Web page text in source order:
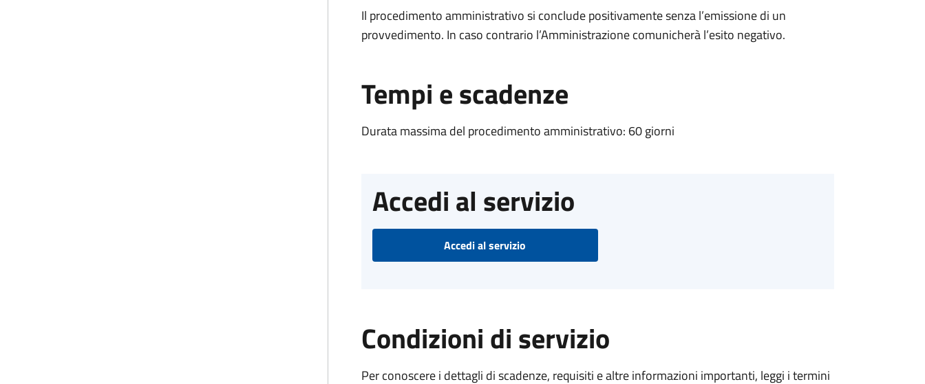
Il procedimento amministrativo si conclude positivamente senza l’emissione di un
provvedimento. In caso contrario l’Amministrazione comunicherà l’esito negativo.
Tempi e scadenze
Durata massima del procedimento amministrativo: 60 giorni
Accedi al servizio
Accedi al servizio
Condizioni di servizio
Per conoscere i dettagli di scadenze, requisiti e altre informazioni importanti, leggi i termini